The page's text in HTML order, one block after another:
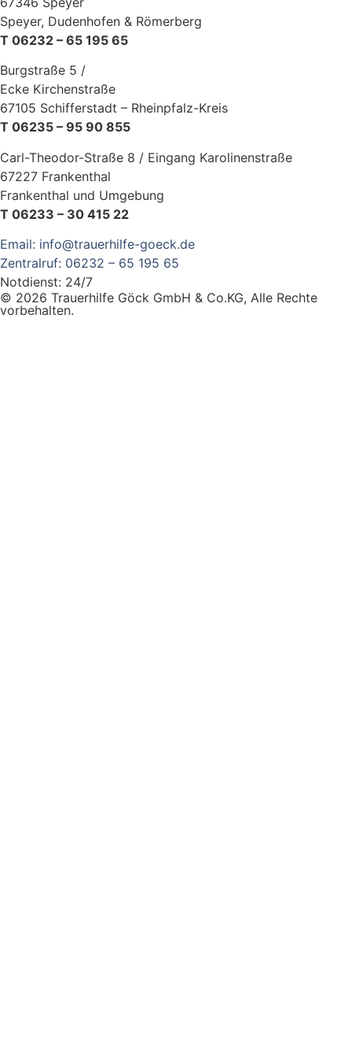
Speyer, Dudenhofen & Römerberg
T 06232 – 65 195 65
Burgstraße 5 /
Ecke Kirchenstraße
67105 Schifferstadt – Rheinpfalz-Kreis
T 06235 – 95 90 855
Carl-Theodor-Straße 8 / Eingang Karolinenstraße
67227 Frankenthal
Frankenthal und Umgebung
T 06233 – 30 415 22
Email: info@trauerhilfe-goeck.de
Zentralruf: 06232 – 65 195 65
Notdienst: 24/7
© 2026 Trauerhilfe Göck GmbH & Co.KG, Alle Rechte
vorbehalten.